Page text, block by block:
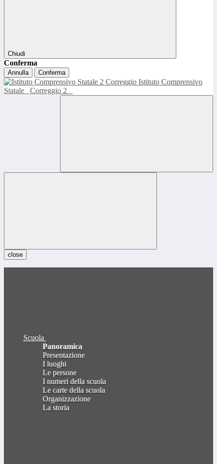
Chiudi
Conferma
Annulla Conferma
Istituto Comprensivo
Statale
Correggio 2
close
Scuola
Panoramica
Presentazione
I luoghi
Le persone
I numeri della scuola
Le carte della scuola
Organizzazione
La storia